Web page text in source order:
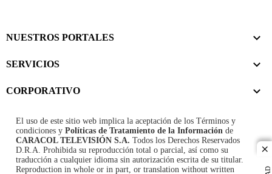
NUESTROS PORTALES
SERVICIOS
CORPORATIVO
El uso de este sitio web implica la aceptación de los Términos y
condiciones y Políticas de Tratamiento de la Información de
CARACOL TELEVISIÓN S.A. Todos los Derechos Reservados
D.R.A. Prohibida su reproducción total o parcial, así como su
traducción a cualquier idioma sin autorización escrita de su titular.
Reproduction in whole or in part, or translation without written